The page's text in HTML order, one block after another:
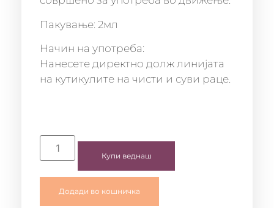
Пакување: 2мл
Начин на употреба:
Нанесете директно долж линијата
на кутикулите на чисти и суви раце.
Купи веднаш
Додади во кошничка